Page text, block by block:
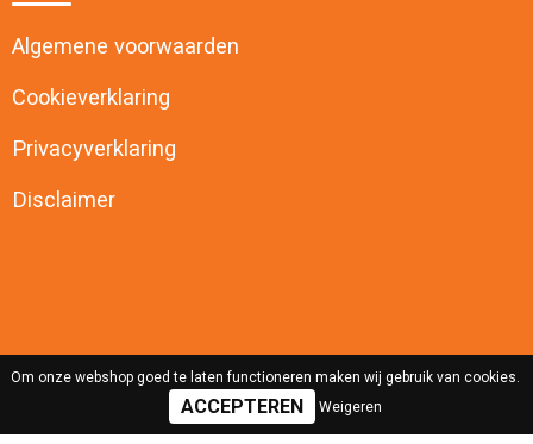
Algemene voorwaarden
Cookieverklaring
Privacyverklaring
Disclaimer
Om onze webshop goed te laten functioneren maken wij gebruik van cookies.
Weigeren